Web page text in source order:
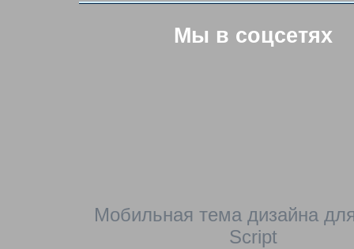
Мы в соцсетях
Мобильная тема дизайна
Script